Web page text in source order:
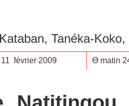
Tanéka-
février 2009 Ө matin